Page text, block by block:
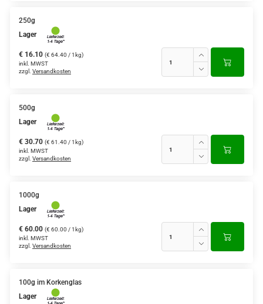
250g
Lager
€ 16.10 (€ 64.40 / 1kg)
inkl. MWST
zzgl. Versandkosten
500g
Lager
€ 30.70 (€ 61.40 / 1kg)
inkl. MWST
zzgl. Versandkosten
1000g
Lager
€ 60.00 (€ 60.00 / 1kg)
inkl. MWST
zzgl. Versandkosten
100g im Korkenglas
Lager